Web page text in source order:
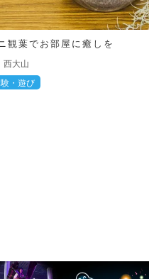
観葉でお部屋に癒しを
西大山
・遊び